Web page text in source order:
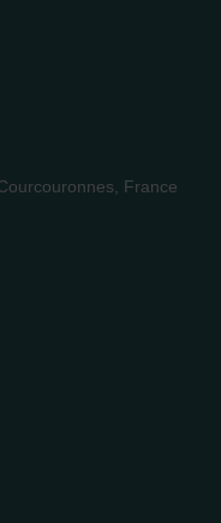
Policy
o ochronie
France